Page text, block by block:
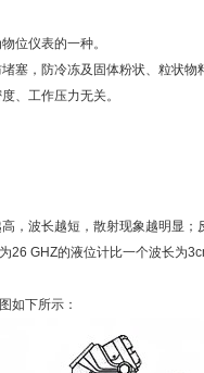
位仪表的一种。
塞，防冷冻及固体粉状、粒状物
、工作压力无关。
，波长越短，散射现象越明显；
26 GHZ的液位计比一个波长为
如下所示：